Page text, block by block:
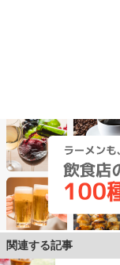
関連する記事